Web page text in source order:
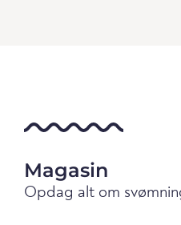
Magasin
Opdag alt om